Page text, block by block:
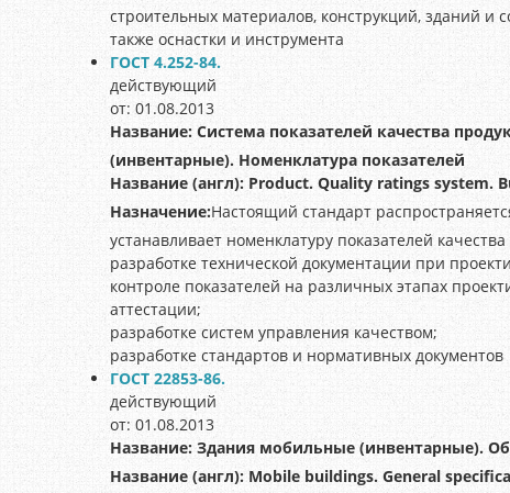
строительных материалов, конструкций, зданий и
также оснастки и инструмента
ГОСТ 4.252-84.
действующий
от: 01.08.2013
Название: Система показателей качества
(инвентарные). Номенклатура показателей
Название (англ): Product. Quality ratings system.
Назначение:Настоящий стандарт
устанавливает номенклатуру показателей
разработке технической документации при
контроле показателей на различных этапах
аттестации;
разработке систем управления качеством;
разработке стандартов и нормативных документов
ГОСТ 22853-86.
действующий
от: 01.08.2013
Название: Здания мобильные (инвентарные).
Название (англ): Mobile buildings. General